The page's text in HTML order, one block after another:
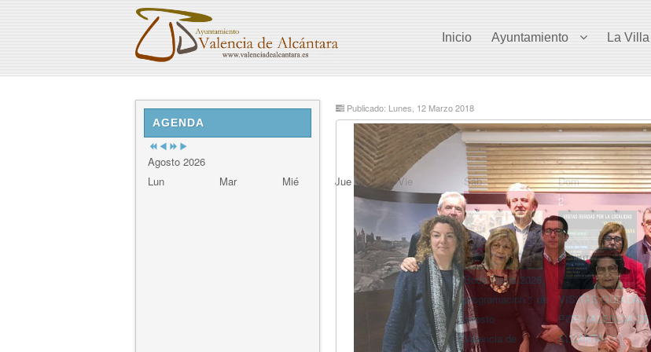
Inicio Ayuntamiento La Villa
AGENDA
Previous
Year
Previous
Month
Next
Year
Next
Month
Agosto 2026
Lun
Mar Mié Jue Vie Sáb
Dom
1
Boda Regia 2026,
programación 1 de
agosto
Valencia de
2
VISITAS GUIADAS
POR VALENCIA DE
ALCÁNTARA |
Publicado: Lunes, 12 Marzo 2018